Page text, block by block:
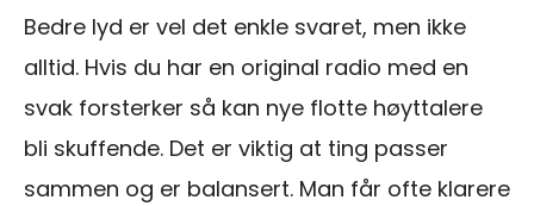
Bedre lyd er vel det enkle svaret, men ikke
alltid. Hvis du har en original radio med en
svak forsterker så kan nye flotte høyttalere
bli skuffende. Det er viktig at ting passer
sammen og er balansert. Man får ofte klarere